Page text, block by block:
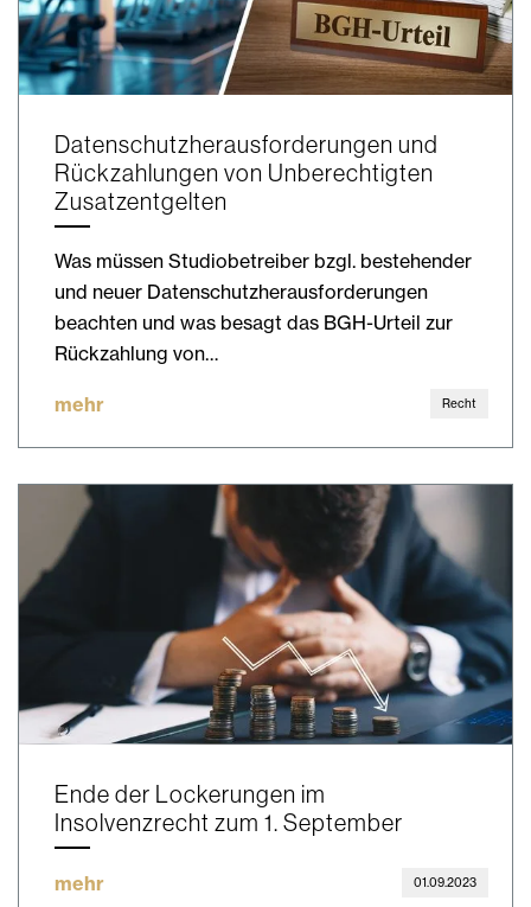
Datenschutzherausforderungen und
Rückzahlungen von Unberechtigten
Zusatzentgelten
Was müssen Studiobetreiber bzgl. bestehender
und neuer Datenschutzherausforderungen
beachten und was besagt das BGH-Urteil zur
Rückzahlung von…
mehr Recht
Ende der Lockerungen im
Insolvenzrecht zum 1. September
mehr 01.09.2023